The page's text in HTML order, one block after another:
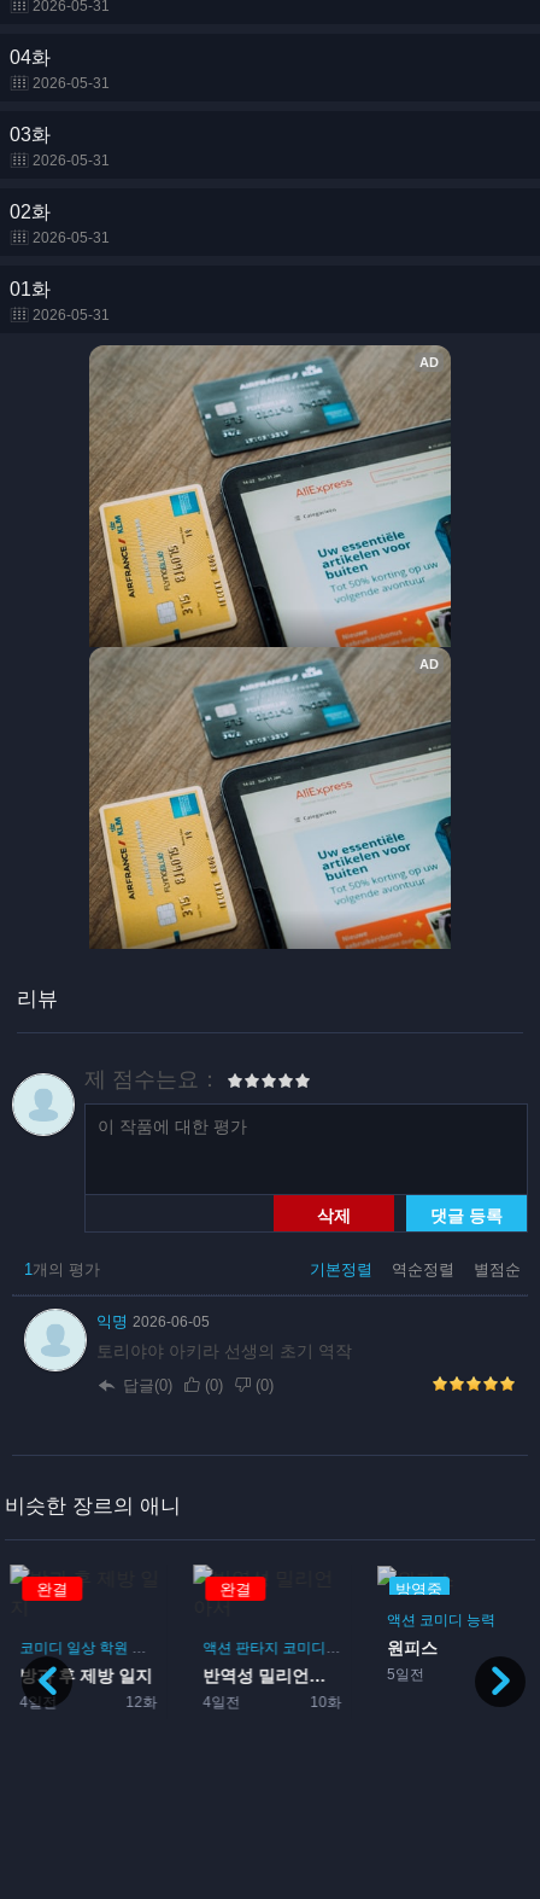
2026-05-31
04화
2026-05-31
03화
2026-05-31
02화
2026-05-31
01화
2026-05-31
리뷰
제 점수는요：
삭제 댓글 등록
기본정렬 역순정렬 별점순
1개의 평가
익명 2026-06-05
토리야야 아키라 선생의 초기 역작
답글(0) (0) (0)
비슷한 장르의 애니
완결
코미디 일상 학원 드라마 부활동
방과 후 제방 일지
4일전 12화
완결
액션 판타지 코미디 모험
반역성 밀리언아서
4일전 10화
방영중
액션 코미디 능력
원피스
5일전